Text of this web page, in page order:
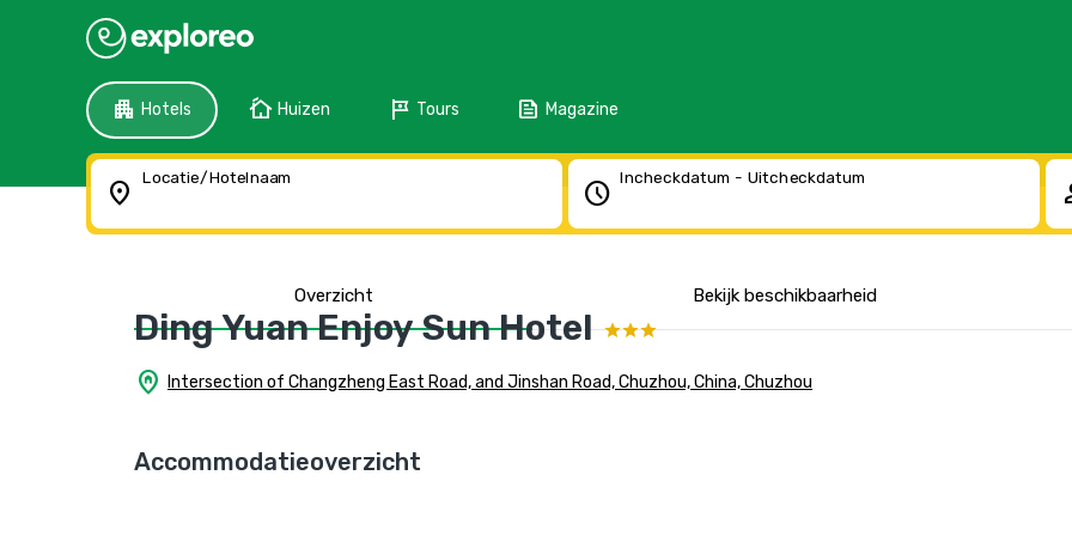
apartment Hotels cottage Huizen tour Tours feed Magazine
location_on Locatie/Hotelnaam schedule Incheckdatum - Uitcheckdatum
Overzicht Bekijk beschikbaarheid
Ding Yuan Enjoy Sun Hotel
home_pin Intersection of Changzheng East Road, and Jinshan Road, Chuzhou, China, Chuzhou
Accommodatieoverzicht